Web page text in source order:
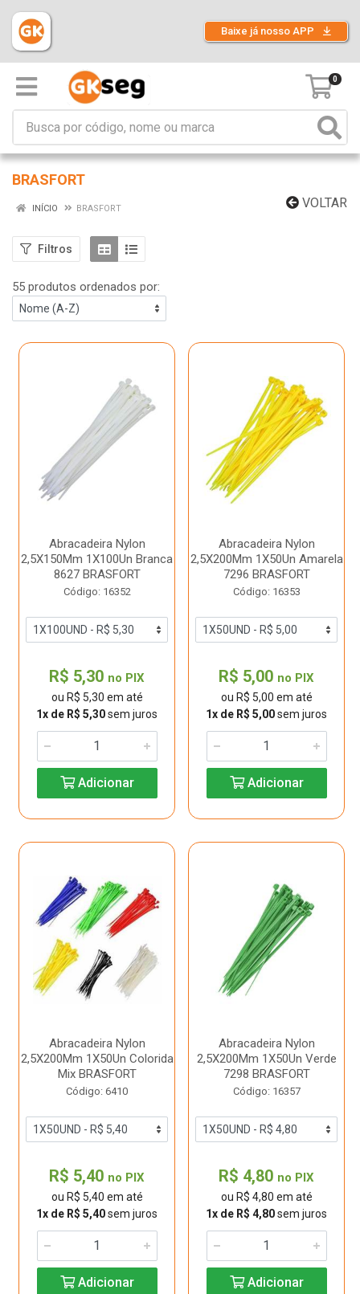
Baixe já nosso APP
0
BRASFORT
VOLTAR
INÍCIO BRASFORT
Filtros
55 produtos ordenados por:
Abracadeira Nylon
2,5X150Mm 1X100Un Branca
8627 BRASFORT
Código: 16352
R$ 5,30 no PIX
ou R$ 5,30 em até
1x de R$ 5,30sem juros
Adicionar
Abracadeira Nylon
2,5X200Mm 1X50Un Amarela
7296 BRASFORT
Código: 16353
R$ 5,00 no PIX
ou R$ 5,00 em até
1x de R$ 5,00sem juros
Adicionar
Abracadeira Nylon
2,5X200Mm 1X50Un Colorida
Mix BRASFORT
Código: 6410
R$ 5,40 no PIX
ou R$ 5,40 em até
1x de R$ 5,40sem juros
Adicionar
Abracadeira Nylon
2,5X200Mm 1X50Un Verde
7298 BRASFORT
Código: 16357
R$ 4,80 no PIX
ou R$ 4,80 em até
1x de R$ 4,80sem juros
Adicionar